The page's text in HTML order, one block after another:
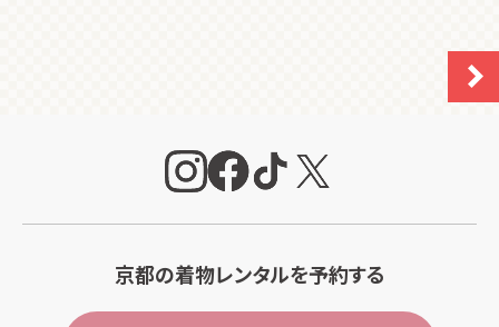
京都の着物レンタルを予約する